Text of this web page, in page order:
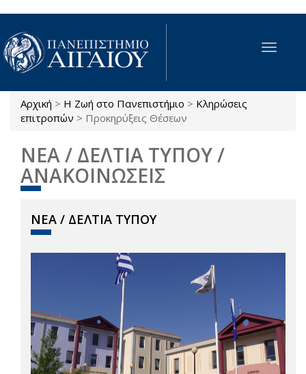
Παράκαμψη προς το κυρίως περιεχόμενο
Toggle
Είστε εδώ
Αρχική > Η Ζωή στο Πανεπιστήμιο > Κληρώσεις
επιτροπών > Προκηρύξεις Θέσεων
ΝΕΑ / ΔΕΛΤΙΑ ΤΥΠΟΥ /
ΑΝΑΚΟΙΝΩΣΕΙΣ
ΝΕΑ / ΔΕΛΤΙΑ ΤΥΠΟΥ